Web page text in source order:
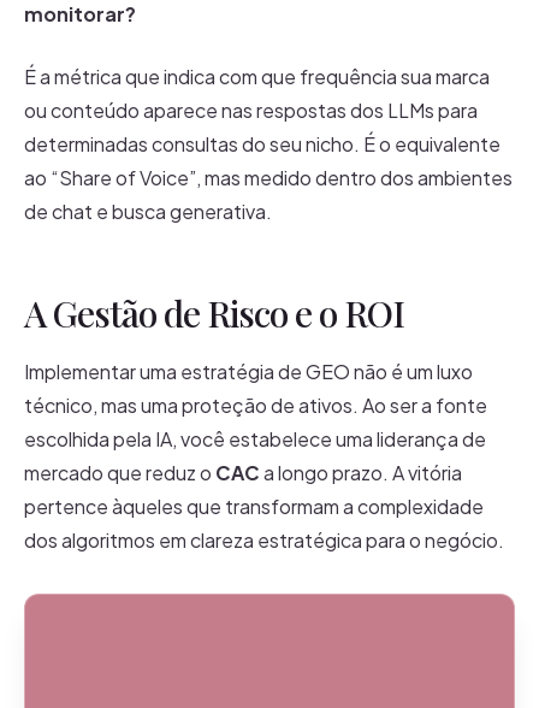
monitorar?
É a métrica que indica com que frequência sua marca
ou conteúdo aparece nas respostas dos LLMs para
determinadas consultas do seu nicho. É o equivalente
ao “Share of Voice”, mas medido dentro dos ambientes
de chat e busca generativa.
A Gestão de Risco e o ROI
Implementar uma estratégia de GEO não é um luxo
técnico, mas uma proteção de ativos. Ao ser a fonte
escolhida pela IA, você estabelece uma liderança de
mercado que reduz o CACa longo prazo. A vitória
pertence àqueles que transformam a complexidade
dos algoritmos em clareza estratégica para o negócio.